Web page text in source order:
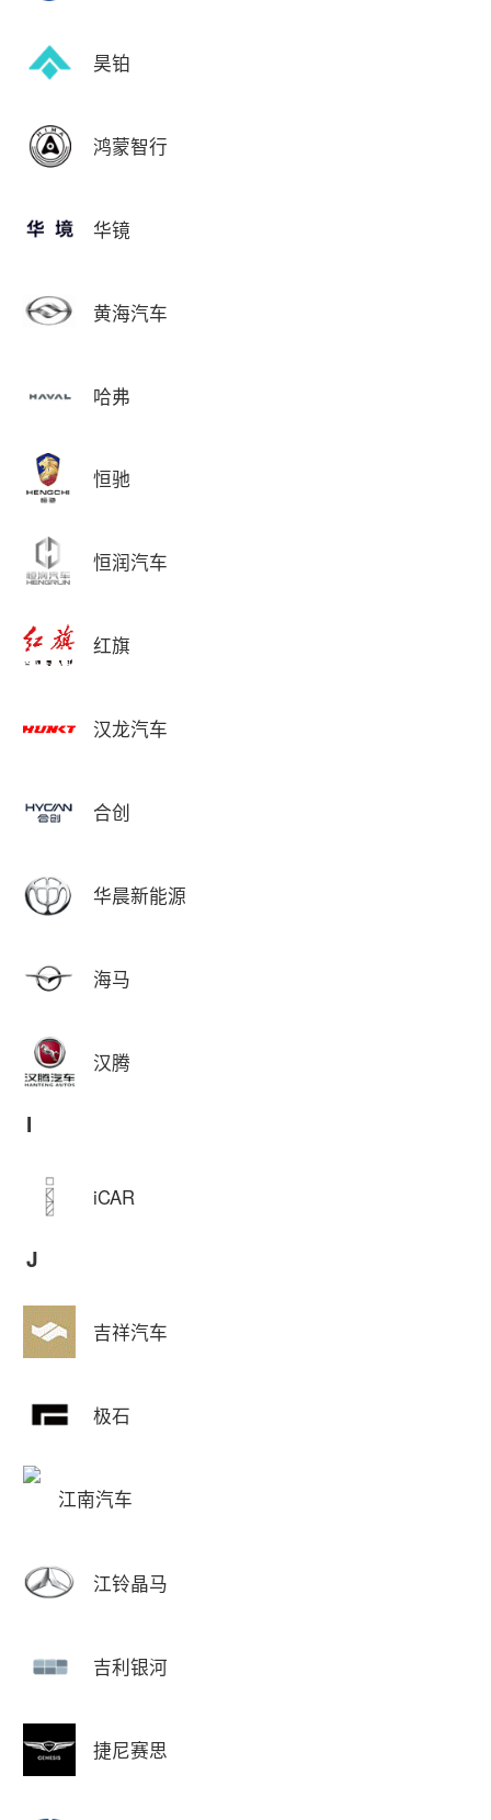
昊铂
鸿蒙智行
华镜
黄海汽车
哈弗
恒驰
恒润汽车
红旗
汉龙汽车
合创
华晨新能源
海马
汉腾
I
iCAR
J
吉祥汽车
极石
江南汽车
江铃晶马
吉利银河
捷尼赛思